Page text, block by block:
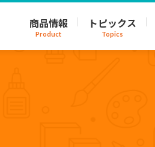
商品情報
Product
トピックス
Topics